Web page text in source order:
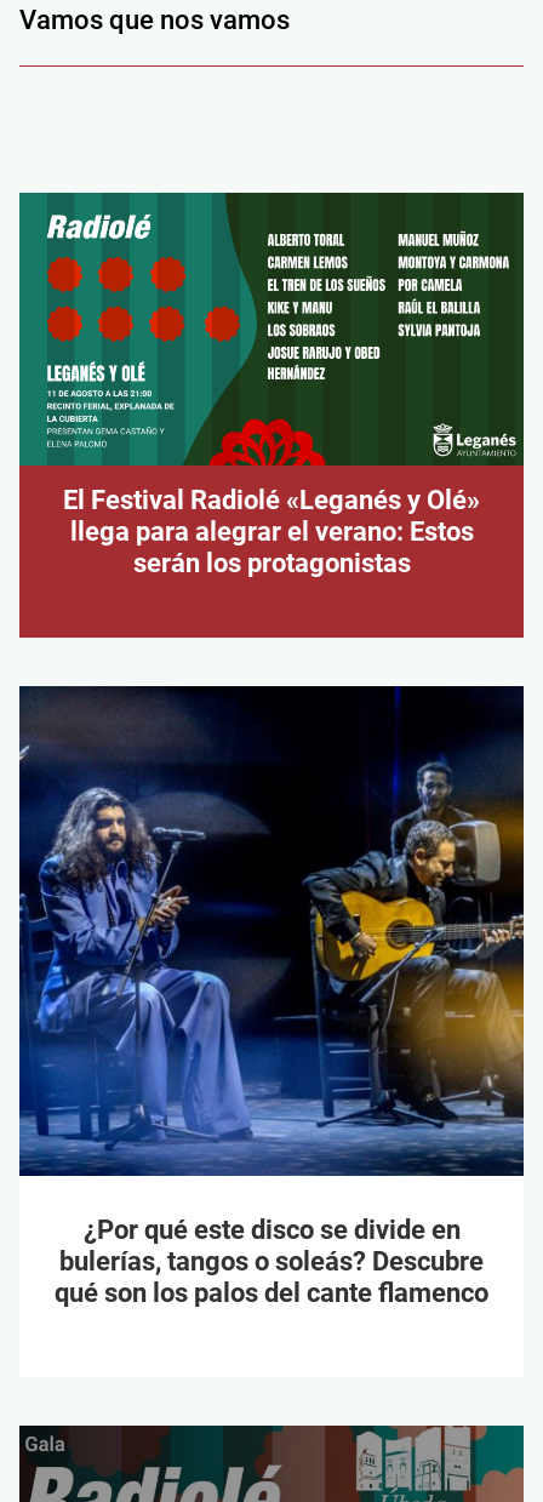
Vamos que nos vamos
El Festival Radiolé «Leganés y Olé»
llega para alegrar el verano: Estos
serán los protagonistas
¿Por qué este disco se divide en
bulerías, tangos o soleás? Descubre
qué son los palos del cante flamenco